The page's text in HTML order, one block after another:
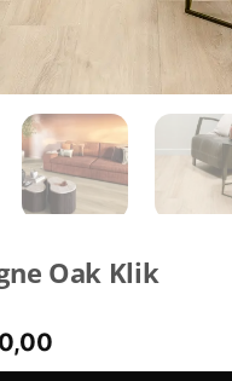
Oak Klik
Huidige
prijs